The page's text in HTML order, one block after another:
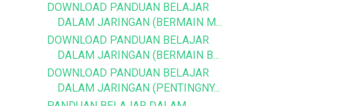
DOWNLOAD PANDUAN BELAJAR
DALAM JARINGAN (BERMAIN M...
DOWNLOAD PANDUAN BELAJAR
DALAM JARINGAN (BERMAIN B...
DOWNLOAD PANDUAN BELAJAR
DALAM JARINGAN (PENTINGNY...